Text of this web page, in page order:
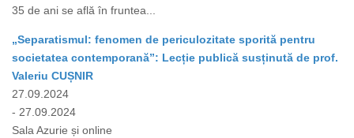
35 de ani se află în fruntea...
„Separatismul: fenomen de periculozitate sporită pentru
societatea contemporană”: Lecție publică susținută de prof.
Valeriu CUȘNIR
27.09.2024
- 27.09.2024
Sala Azurie și online